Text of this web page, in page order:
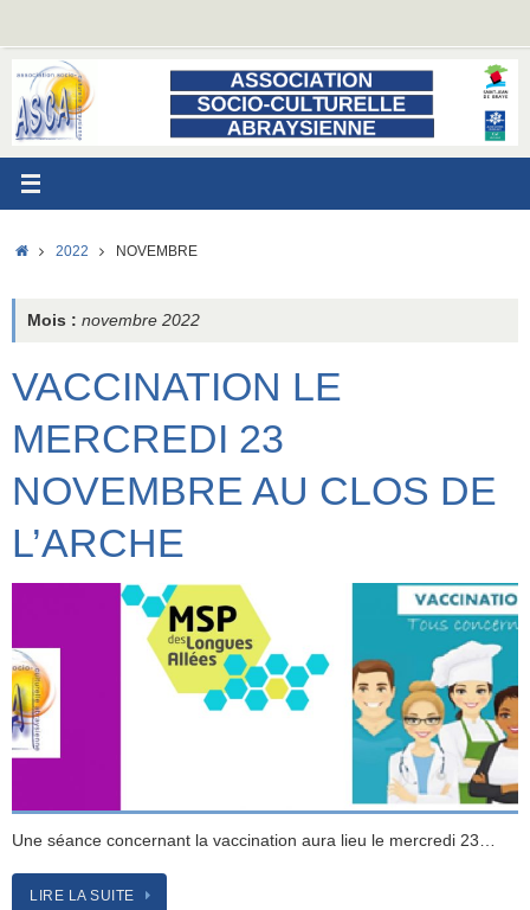
contenu
ACCUEIL
2022 NOVEMBRE
Mois : novembre 2022
VACCINATION LE
MERCREDI 23
NOVEMBRE AU CLOS DE
L’ARCHE
Une séance concernant la vaccination aura lieu le mercredi 23…
LIRE LA SUITE